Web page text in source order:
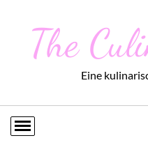
The
Eine